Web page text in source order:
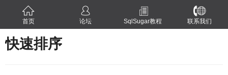
首页 论坛 SqlSugar教程 联系我们
快速排序